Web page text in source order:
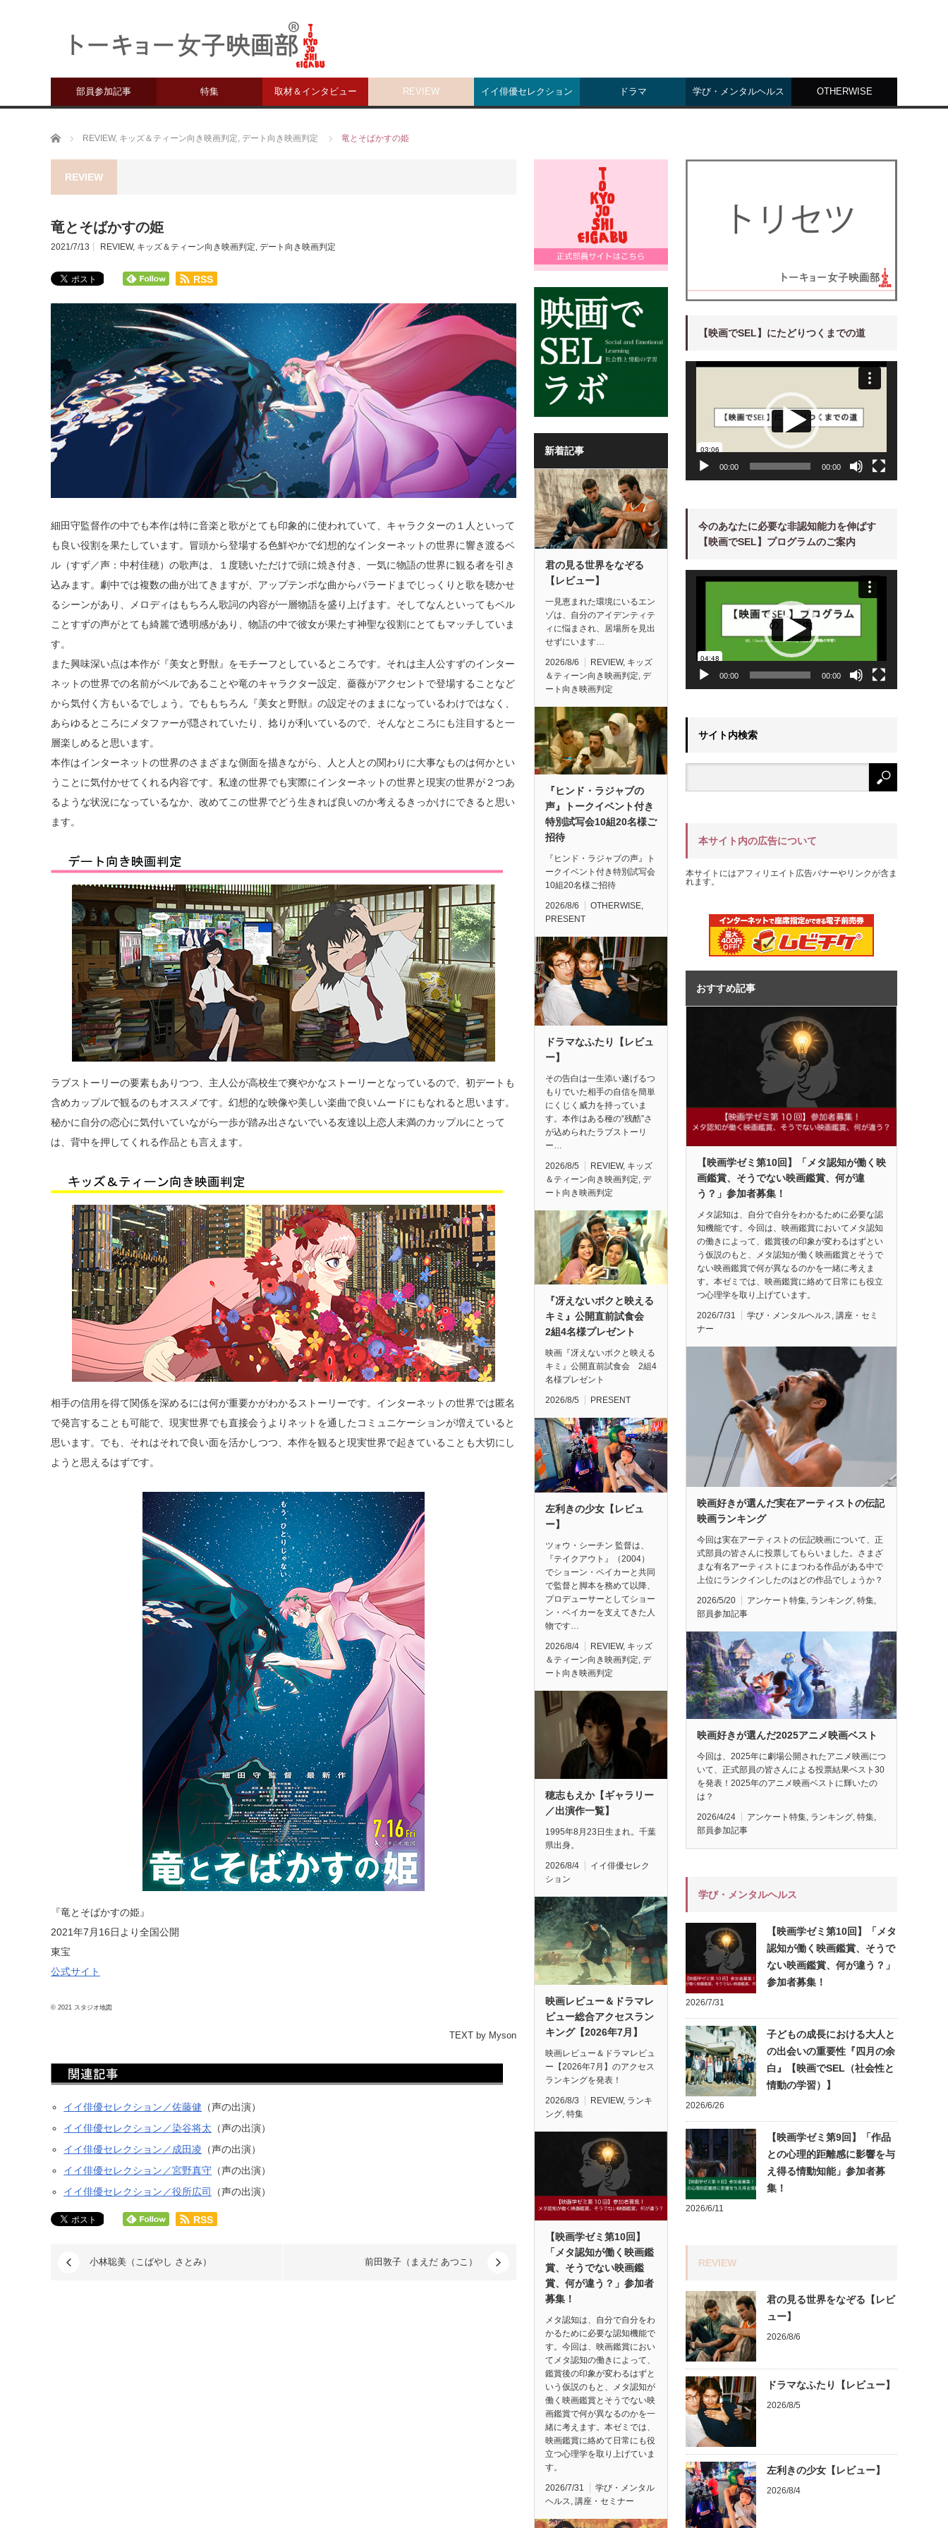
部員参加記事 特集 取材＆インタビュー REVIEW イイ俳優セレクション ドラマ 学び・メンタルヘルス OTHERWISE
ホーム REVIEW, キッズ＆ティーン向き映画判定, デート向き映画判定 竜とそばかすの姫
REVIEW
竜とそばかすの姫
2021/7/13 REVIEW, キッズ＆ティーン向き映画判定, デート向き映画判定
RSS
細田守監督作の中でも本作は特に音楽と歌がとても印象的に使われていて、キャラクターの１人といって
も良い役割を果たしています。冒頭から登場する色鮮やかで幻想的なインターネットの世界に響き渡るベ
ル（すず／声：中村佳穂）の歌声は、１度聴いただけで頭に焼き付き、一気に物語の世界に観る者を引き
込みます。劇中では複数の曲が出てきますが、アップテンポな曲からバラードまでじっくりと歌を聴かせ
るシーンがあり、メロディはもちろん歌詞の内容が一層物語を盛り上げます。そしてなんといってもベル
ことすずの声がとても綺麗で透明感があり、物語の中で彼女が果たす神聖な役割にとてもマッチしていま
す。
また興味深い点は本作が『美女と野獣』をモチーフとしているところです。それは主人公すずのインター
ネットの世界での名前がベルであることや竜のキャラクター設定、薔薇がアクセントで登場することなど
から気付く方もいるでしょう。でももちろん『美女と野獣』の設定そのままになっているわけではなく、
あらゆるところにメタファーが隠されていたり、捻りが利いているので、そんなところにも注目すると一
層楽しめると思います。
本作はインターネットの世界のさまざまな側面を描きながら、人と人との関わりに大事なものは何かとい
うことに気付かせてくれる内容です。私達の世界でも実際にインターネットの世界と現実の世界が２つあ
るような状況になっているなか、改めてこの世界でどう生きれば良いのか考えるきっかけにできると思い
ます。
ラブストーリーの要素もありつつ、主人公が高校生で爽やかなストーリーとなっているので、初デートも
含めカップルで観るのもオススメです。幻想的な映像や美しい楽曲で良いムードにもなれると思います。
秘かに自分の恋心に気付いていながら一歩が踏み出さないでいる友達以上恋人未満のカップルにとって
は、背中を押してくれる作品とも言えます。
相手の信用を得て関係を深めるには何が重要かがわかるストーリーです。インターネットの世界では匿名
で発言することも可能で、現実世界でも直接会うよりネットを通したコミュニケーションが増えていると
思います。でも、それはそれで良い面を活かしつつ、本作を観ると現実世界で起きていることも大切にし
ようと思えるはずです。
『竜とそばかすの姫』
2021年7月16日より全国公開
東宝
公式サイト
© 2021 スタジオ地図
TEXT by Myson
イイ俳優セレクション／佐藤健 （声の出演）
イイ俳優セレクション／染谷将太 （声の出演）
イイ俳優セレクション／成田凌 （声の出演）
イイ俳優セレクション／宮野真守 （声の出演）
イイ俳優セレクション／役所広司
（声の出演）
RSS
小林聡美（こばやし さとみ） 前田敦子（まえだ あつこ）
新着記事
君の見る世界をなぞる
【レビュー】
一見恵まれた環境にいるエン
ゾは、自分のアイデンティテ
ィに悩まされ、居場所を見出
せずにいます…
2026/8/6 REVIEW, キッズ
＆ティーン向き映画判定 デ
ート向き映画判定
『ヒンド・ラジャブの
声』トークイベント付き
特別試写会10組20名様ご
招待
『ヒンド・ラジャブの声』ト
ークイベント付き特別試写会
10組20名様ご招待
2026/8/6 OTHERWISE,
PRESENT
ドラマなふたり【レビュ
ー】
その告白は一生添い遂げるつ
もりでいた相手の自信を簡単
にくじく威力を持っていま
す。本作はある種の“残酷”さ
が込められたラブストーリ
ー…
2026/8/5 REVIEW, キッズ
＆ティーン向き映画判定 デ
ート向き映画判定
『冴えないボクと映える
キミ』公開直前試食会
2組4名様プレゼント
映画『冴えないボクと映える
キミ』公開直前試食会 2組4
名様プレゼント
2026/8/5 PRESENT
左利きの少女【レビュ
ー】
ツォウ・シーチン 監督は、
『テイクアウト』（2004）
でショーン・ベイカーと共同
で監督と脚本を務めて以降、
プロデューサーとしてショー
ン・ベイカーを支えてきた人
物です…
2026/8/4 REVIEW, キッズ
＆ティーン向き映画判定 デ
ート向き映画判定
穂志もえか【ギャラリー
／出演作一覧】
1995年8月23日生まれ。千葉
県出身。
2026/8/4
イイ俳優セレク
ション
映画レビュー＆ドラマレ
ビュー総合アクセスラン
キング【2026年7月】
映画レビュー＆ドラマレビュ
ー【2026年7月】のアクセス
ランキングを発表！
2026/8/3 REVIEW, ランキ
ング, 特集
【映画学ゼミ第10回】
「メタ認知が働く映画鑑
賞、そうでない映画鑑
賞、何が違う？」参加者
募集！
メタ認知は、自分で自分をわ
かるために必要な認知機能で
す。今回は、映画鑑賞におい
てメタ認知の働きによって、
鑑賞後の印象が変わるはずと
いう仮説のもと、メタ認知が
働く映画鑑賞とそうでない映
画鑑賞で何が異なるのかを一
緒に考えます。本ゼミでは、
映画鑑賞に絡めて日常にも役
立つ心理学を取り上げていま
す。
2026/7/31
学び・メンタル
ヘルス 講座・セミナー
【映画でSEL】にたどりつくまでの道
00:00 00:00
今のあなたに必要な非認知能力を伸ばす
【映画でSEL】プログラムのご案内
動
00:00 00:00
サイト内検索
本サイト内の広告について
本サイトにはアフィリエイト広告バナーやリンクが含ま
れます。
おすすめ記事
【映画学ゼミ第10回】「メタ認知が働く映
画鑑賞、そうでない映画鑑賞、何が違
う？」参加者募集！
メタ認知は、自分で自分をわかるために必要な認
知機能です。今回は、映画鑑賞においてメタ認知
の働きによって、鑑賞後の印象が変わるはずとい
う仮説のもと、メタ認知が働く映画鑑賞とそうで
ない映画鑑賞で何が異なるのかを一緒に考えま
す。本ゼミでは、映画鑑賞に絡めて日常にも役立
つ心理学を取り上げています。
2026/7/31 学び・メンタルヘルス, 講座・セミ
ナー
映画好きが選んだ実在アーティストの伝記
映画ランキング
今回は実在アーティストの伝記映画について、正
式部員の皆さんに投票してもらいました。さまざ
まな有名アーティストにまつわる作品がある中で
上位にランクインしたのはどの作品でしょうか？
2026/5/20 アンケート特集, ランキング, 特集,
部員参加記事
映画好きが選んだ2025アニメ映画ベスト
今回は、2025年に劇場公開されたアニメ映画につ
いて、正式部員の皆さんによる投票結果ベスト30
を発表！2025年のアニメ映画ベストに輝いたの
は？
2026/4/24 アンケート特集, ランキング, 特集,
部員参加記事
学び・メンタルヘルス
【映画学ゼミ第10回】「メタ
認知が働く映画鑑賞、そうで
ない映画鑑賞、何が違う？」
参加者募集！
2026/7/31
子どもの成長における大人と
の出会いの重要性『四月の余
白』【映画でSEL（社会性と
情動の学習）】
2026/6/26
【映画学ゼミ第9回】「作品
との心理的距離感に影響を与
え得る情動知能」参加者募
集！
2026/6/11
REVIEW
君の見る世界をなぞる【レビ
ュー】
2026/8/6
ドラマなふたり【レビュー】
2026/8/5
左利きの少女【レビュー】
2026/8/4